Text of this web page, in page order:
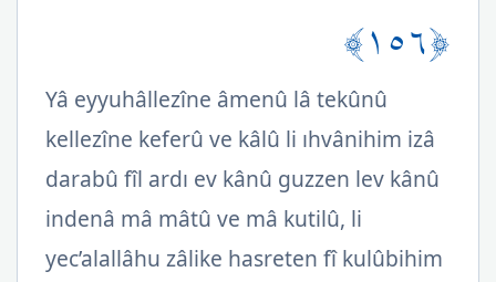
﴿١٥٦﴾
Yâ eyyuhâllezîne âmenû lâ tekûnû
kellezîne keferû ve kâlû li ıhvânihim izâ
darabû fîl ardı ev kânû guzzen lev kânû
indenâ mâ mâtû ve mâ kutilû, li
yec’alallâhu zâlike hasreten fî kulûbihim